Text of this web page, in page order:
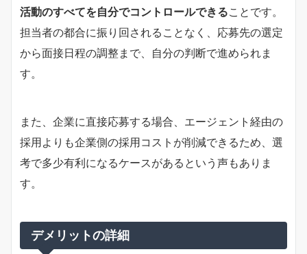
活動のすべてを自分でコントロールできることです。
担当者の都合に振り回されることなく、応募先の選定
から面接日程の調整まで、自分の判断で進められま
す。
また、企業に直接応募する場合、エージェント経由の
採用よりも企業側の採用コストが削減できるため、選
考で多少有利になるケースがあるという声もありま
す。
デメリットの詳細